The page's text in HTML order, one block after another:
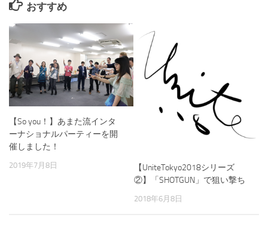
おすすめ
【So you！】あまた流インタ
ーナショナルパーティーを開
催しました！
2019年7月8日
【UniteTokyo2018シリーズ
②】「SHOTGUN」で狙い撃ち
2018年6月8日